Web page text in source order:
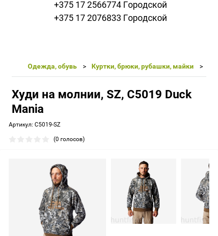
+375 17 2566774 Городской
+375 17 2076833 Городской
Одежда, обувь Куртки, брюки, рубашки, майки
Худи на молнии, SZ, С5019 Duck
Mania
Артикул: С5019-SZ
(0 голосов)